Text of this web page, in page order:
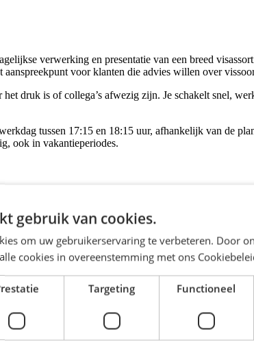
verwerking en presentatie van een breed
voor klanten die advies willen over
druk is of collega’s afwezig zijn. Je schakelt snel,
tussen 17:15 en 18:15 uur, afhankelijk van de
ook in vakantieperiodes.
vanzelf gaat. Iedereen weet wat er moet
het harde werken door is er altijd even tijd voor een
je je snel thuis voelt en samen werkt aan hetzelfde
gebruik van cookies.
om uw gebruikerservaring te verbeteren. Door
cookies in overeenstemming met ons
Targeting Functioneel